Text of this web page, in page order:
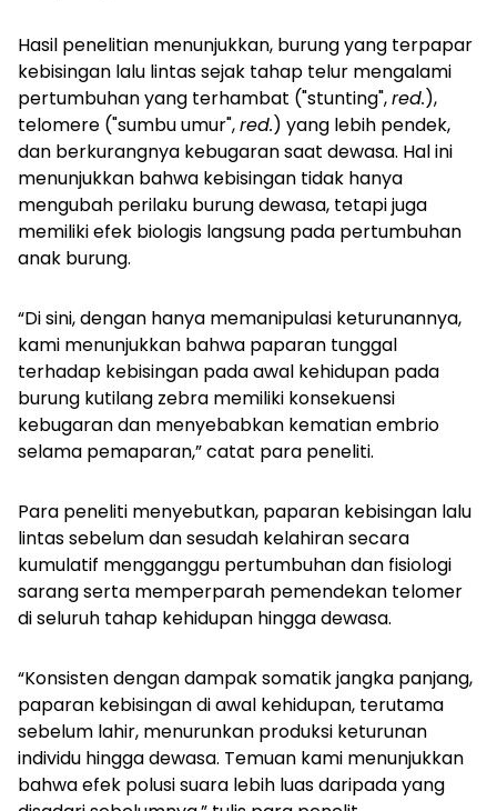
Hasil penelitian menunjukkan, burung yang terpapar
kebisingan lalu lintas sejak tahap telur mengalami
pertumbuhan yang terhambat ("stunting",red.),
telomere ("sumbu umur",red.) yang lebih pendek,
dan berkurangnya kebugaran saat dewasa. Hal ini
menunjukkan bahwa kebisingan tidak hanya
mengubah perilaku burung dewasa, tetapi juga
memiliki efek biologis langsung pada pertumbuhan
anak burung.
“Di sini, dengan hanya memanipulasi keturunannya,
kami menunjukkan bahwa paparan tunggal
terhadap kebisingan pada awal kehidupan pada
burung kutilang zebra memiliki konsekuensi
kebugaran dan menyebabkan kematian embrio
selama pemaparan,” catat para peneliti.
Para peneliti menyebutkan, paparan kebisingan lalu
lintas sebelum dan sesudah kelahiran secara
kumulatif mengganggu pertumbuhan dan fisiologi
sarang serta memperparah pemendekan telomer
di seluruh tahap kehidupan hingga dewasa.
“Konsisten dengan dampak somatik jangka panjang,
paparan kebisingan di awal kehidupan, terutama
sebelum lahir, menurunkan produksi keturunan
individu hingga dewasa. Temuan kami menunjukkan
bahwa efek polusi suara lebih luas daripada yang